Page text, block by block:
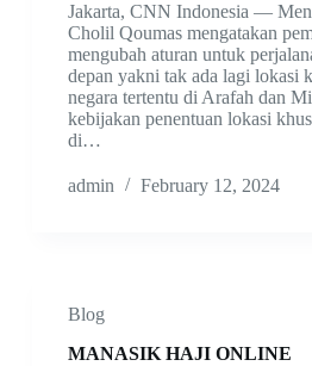
Jakarta, CNN Indonesia —
Cholil Qoumas mengatakan
mengubah aturan untuk
depan yakni tak ada lagi lokasi
negara tertentu di Arafah dan
kebijakan penentuan lokasi
di…
admin February 12, 2024
Blog
MANASIK HAJI ONLINE